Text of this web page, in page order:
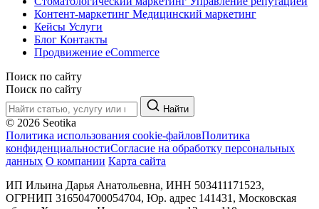
Контент-маркетинг Медицинский маркетинг
Кейсы Услуги
Блог Контакты
Продвижение eCommerce
Поиск по сайту
Поиск по сайту
Найти
© 2026 Seotika
Политика использования cookie-файловПолитика
конфиденциальностиСогласие на обработку персональных
данных О компании Карта сайта
ИП Ильина Дарья Анатольевна, ИНН 503411171523,
ОГРНИП 316504700054704, Юр. адрес 141431, Московская